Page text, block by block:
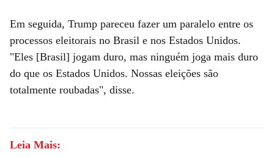
Em seguida, Trump pareceu fazer um paralelo entre os
processos eleitorais no Brasil e nos Estados Unidos.
"Eles [Brasil] jogam duro, mas ninguém joga mais duro
do que os Estados Unidos. Nossas eleições são
totalmente roubadas", disse.
Leia Mais: